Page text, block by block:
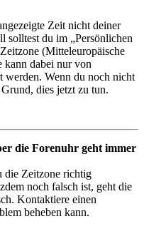
Zeit nicht deiner
solltest du im „Persönlichen
(Mitteleuropäische
kann dabei nur von
werden. Wenn du noch nicht
dies jetzt zu tun.
die Forenuhr geht immer
die Zeitzone richtig
noch falsch ist, geht die
Kontaktiere einen
beheben kann.